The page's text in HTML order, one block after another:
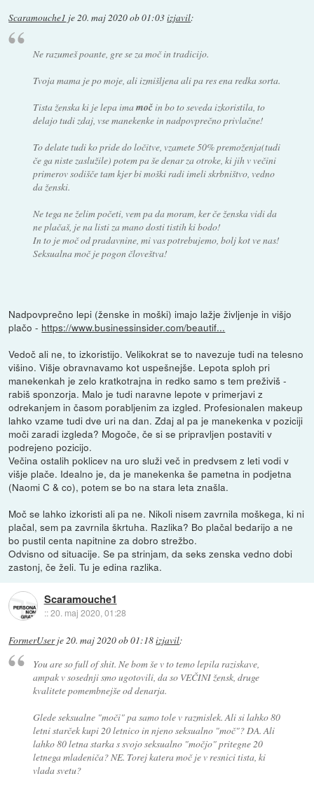
Scaramouche1 je20. maj 2020 ob 01:03izjavil:
Ne razumeš poante, gre se za moč in tradicijo.
Tvoja mama je po moje, ali izmišljena ali pa res ena redka sorta.
Tista ženska ki je lepa imamočin bo to seveda izkoristila, to
delajo tudi zdaj, vse manekenke in nadpovprečno privlačne!
To delate tudi ko pride do ločitve, vzamete 50% premoženja(tudi
če ga niste zaslužile) potem pa še denar za otroke, ki jih v večini
primerov sodišče tam kjer bi moški radi imeli skrbništvo, vedno
da ženski.
Ne tega ne želim početi, vem pa da moram, ker če ženska vidi da
ne plačaš, je na listi za mano dosti tistih ki bodo!
In to je moč od pradavnine, mi vas potrebujemo, bolj kot ve nas!
Seksualna moč je pogon človeštva!
Nadpovprečno lepi (ženske in moški) imajo lažje življenje in višjo
plačo - https://www.businessinsider.com/beautif...
Vedoč ali ne, to izkoristijo. Velikokrat se to navezuje tudi na telesno
višino. Višje obravnavamo kot uspešnejše. Lepota sploh pri
manekenkah je zelo kratkotrajna in redko samo s tem preživiš -
rabiš sponzorja. Malo je tudi naravne lepote v primerjavi z
odrekanjem in časom porabljenim za izgled. Profesionalen makeup
lahko vzame tudi dve uri na dan. Zdaj al pa je manekenka v poziciji
moči zaradi izgleda? Mogoče, če si se pripravljen postaviti v
podrejeno pozicijo.
Večina ostalih poklicev na uro služi več in predvsem z leti vodi v
višje plače. Idealno je, da je manekenka še pametna in podjetna
(Naomi C & co), potem se bo na stara leta znašla.
Moč se lahko izkoristi ali pa ne. Nikoli nisem zavrnila moškega, ki ni
plačal, sem pa zavrnila škrtuha. Razlika? Bo plačal bedarijo a ne
bo pustil centa napitnine za dobro strežbo.
Odvisno od situacije. Se pa strinjam, da seks zenska vedno dobi
zastonj, če želi. Tu je edina razlika.
Scaramouche1
::20. maj 2020, 01:28
FormerUserje20. maj 2020 ob 01:18izjavil:
You are so full of shit. Ne bom še v to temo lepila raziskave,
ampak v sosednji smo ugotovili, da so VEČINI žensk, druge
kvalitete pomembnejše od denarja.
Glede seksualne "moči" pa samo tole v razmislek. Ali si lahko 80
letni starček kupi 20 letnico in njeno seksualno "moč"? DA. Ali
lahko 80 letna starka s svojo seksualno "močjo" pritegne 20
letnega mladeniča? NE. Torej katera moč je v resnici tista, ki
vlada svetu?